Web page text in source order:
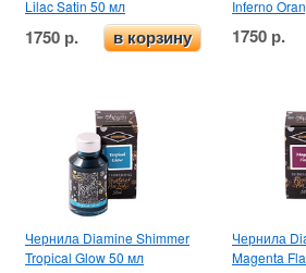
Lilac Satin 50 мл
1750 р. в корзину
Inferno
1750 р.
Чернила Diamine Shimmer
Tropical Glow 50 мл
Чернила
Magenta